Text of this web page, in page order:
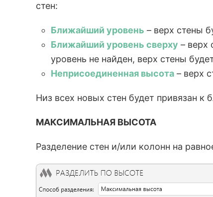
стен:
Ближайший уровень – верх стены
Ближайший уровень сверху – верх
уровень не найден, верх стены
Неприсоединенная высота – верх
Низ всех новых стен будет привязан
МАКСИМАЛЬНАЯ ВЫСОТА
Разделение стен и/или колонн на